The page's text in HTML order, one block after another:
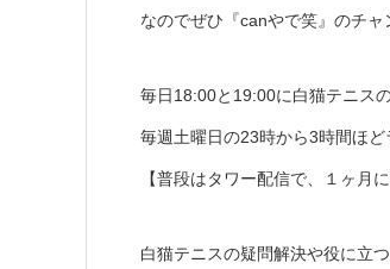
なのでぜひ『canやで笑』のチャ
毎日18:00と19:00に白猫テニス
毎週土曜日の23時から3時間ほ
【普段はタワー配信で、１ヶ月
白猫テニスの疑問解決や役に立